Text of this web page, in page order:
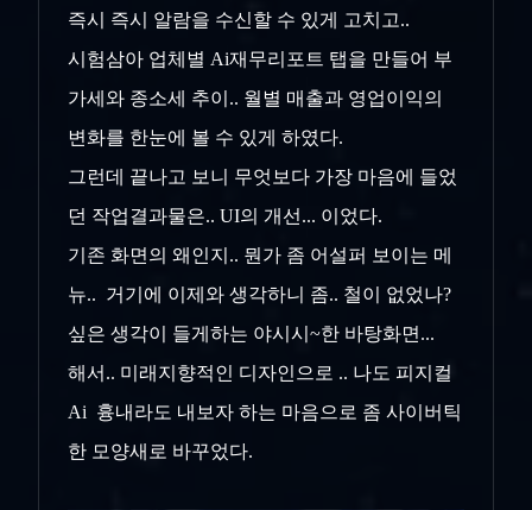
즉시 즉시 알람을 수신할 수 있게 고치고..
시험삼아 업체별 Ai재무리포트 탭을 만들어 부
가세와 종소세 추이.. 월별 매출과 영업이익의
변화를 한눈에 볼 수 있게 하였다.
그런데 끝나고 보니 무엇보다 가장 마음에 들었
던 작업결과물은.. UI의 개선... 이었다.
기존 화면의 왜인지.. 뭔가 좀 어설퍼 보이는 메
뉴.. 거기에 이제와 생각하니 좀.. 철이 없었나?
싶은 생각이 들게하는 야시시~한 바탕화면...
해서.. 미래지향적인 디자인으로 .. 나도 피지컬
Ai 흉내라도 내보자 하는 마음으로 좀 사이버틱
한 모양새로 바꾸었다.